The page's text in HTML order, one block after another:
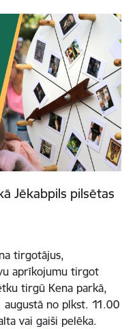
Jēkabpils pilsētas
tirgotājus,
aprīkojumu tirgot
tirgū Kena parkā,
augustā no plkst. 11.00
vai gaiši pelēka.